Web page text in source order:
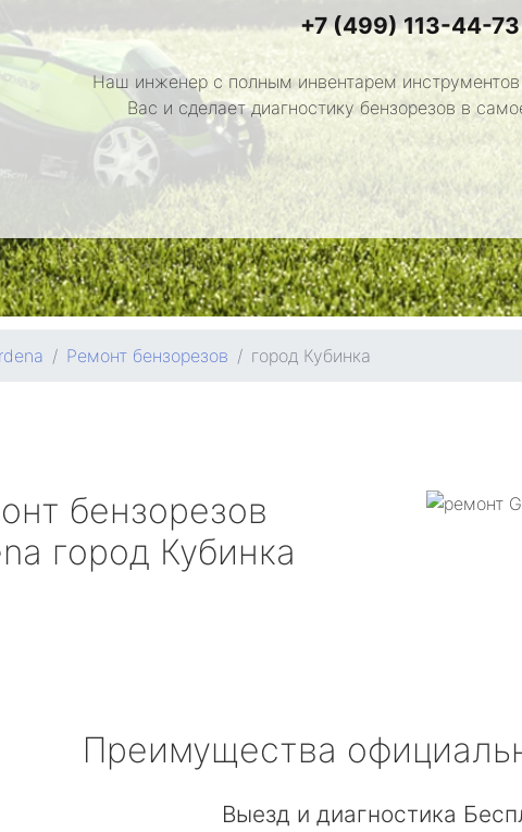
+7 (499) 113-44-73
Наш инженер с полным инвентарем инструментов
Вас и сделает диагностику бензорезов в
Ремонт бензорезов город Кубинка
бензорезов
город Кубинка
Преимущества
Выезд и диагностика